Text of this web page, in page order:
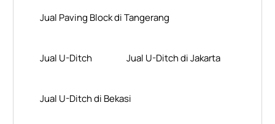
Jual Paving Block di Tangerang
Jual U-Ditch Jual U-Ditch di Jakarta
Jual U-Ditch di Bekasi